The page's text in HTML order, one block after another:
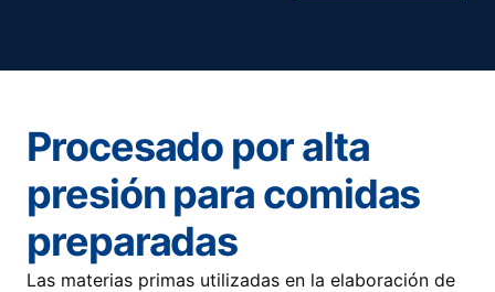
Procesado por alta
presión para comidas
preparadas
Las materias primas utilizadas en la elaboración de